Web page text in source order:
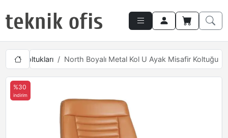
Koltukları North Boyalı Metal Kol U Ayak Misafir Koltuğu
%30
indirim